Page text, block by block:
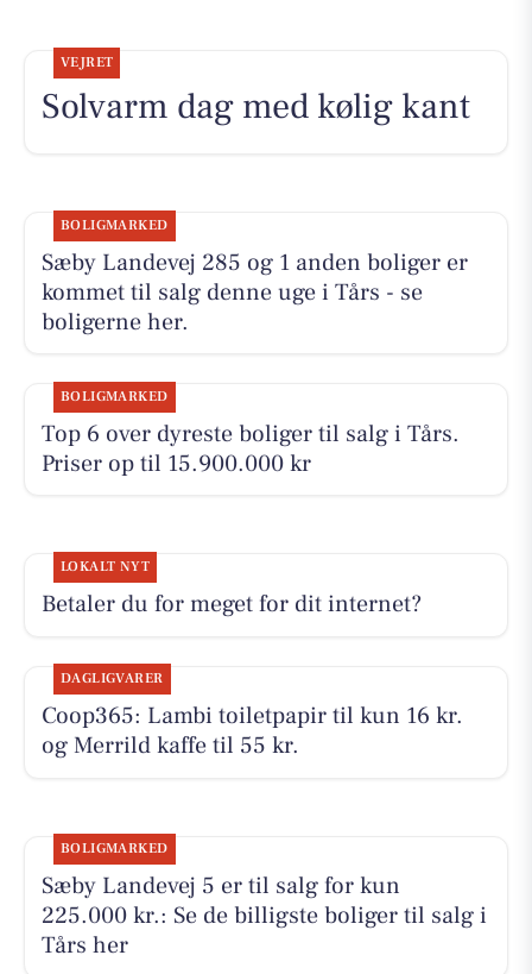
VEJRET
Solvarm dag med kølig kant
BOLIGMARKED
Sæby Landevej 285 og 1 anden boliger er
kommet til salg denne uge i Tårs - se
boligerne her.
BOLIGMARKED
Top 6 over dyreste boliger til salg i Tårs.
Priser op til 15.900.000 kr
LOKALT NYT
Betaler du for meget for dit internet?
DAGLIGVARER
Coop365: Lambi toiletpapir til kun 16 kr.
og Merrild kaffe til 55 kr.
BOLIGMARKED
Sæby Landevej 5 er til salg for kun
225.000 kr.: Se de billigste boliger til salg i
Tårs her